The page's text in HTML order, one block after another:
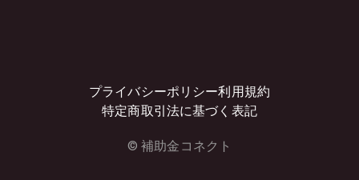
プライバシーポリシー利用規約
特定商取引法に基づく表記
© 補助金コネクト